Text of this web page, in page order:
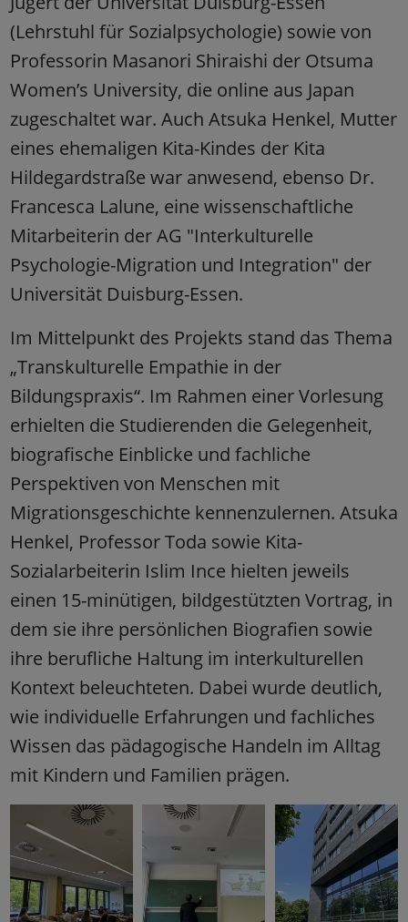
(Lehrstuhl für Sozialpsychologie) sowie von
Professorin Masanori Shiraishi der Otsuma
Women’s University, die online aus Japan
zugeschaltet war. Auch Atsuka Henkel, Mutter
eines ehemaligen Kita-Kindes der Kita
Hildegardstraße war anwesend, ebenso Dr.
Francesca Lalune, eine wissenschaftliche
Mitarbeiterin der AG "Interkulturelle
Psychologie-Migration und Integration" der
Universität Duisburg-Essen.
Im Mittelpunkt des Projekts stand das Thema
„Transkulturelle Empathie in der
Bildungspraxis“. Im Rahmen einer Vorlesung
erhielten die Studierenden die Gelegenheit,
biografische Einblicke und fachliche
Perspektiven von Menschen mit
Migrationsgeschichte kennenzulernen. Atsuka
Henkel, Professor Toda sowie Kita-
Sozialarbeiterin Islim Ince hielten jeweils
einen 15-minütigen, bildgestützten Vortrag, in
dem sie ihre persönlichen Biografien sowie
ihre berufliche Haltung im interkulturellen
Kontext beleuchteten. Dabei wurde deutlich,
wie individuelle Erfahrungen und fachliches
Wissen das pädagogische Handeln im Alltag
mit Kindern und Familien prägen.